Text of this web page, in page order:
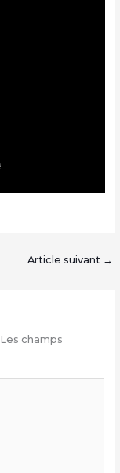
Article suivant →
Les champs